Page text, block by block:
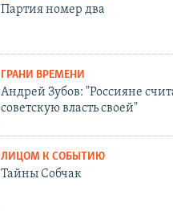
Партия номер два
ГРАНИ ВРЕМЕНИ
Андрей Зубов: "Россияне
советскую власть своей"
ЛИЦОМ К СОБЫТИЮ
Тайны Собчак